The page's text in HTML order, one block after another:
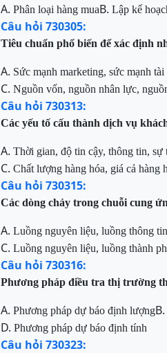
A. Phân loại hàng muaB. Lập kế
Câu hỏi 730305:
Tiêu chuẩn phổ biến để xác định
A. Sức mạnh marketing, sức mạnh
C. Nguồn vốn, nguồn nhân lực,
Câu hỏi 730313:
Các yếu tố cấu thành dịch vụ
A. Thời gian, độ tin cậy, thông tin, sự
C. Chất lượng hàng hóa, giá cả hàng
Câu hỏi 730315:
Các dòng chảy trong chuỗi cung
A. Luồng nguyên liệu, luồng thông
C. Luồng nguyên liệu, luồng thành
Câu hỏi 730316:
Phương pháp điều tra thị trường
A. Phương pháp dự báo định lượngB.
D. Phương pháp dự báo định tính
Câu hỏi 730323: